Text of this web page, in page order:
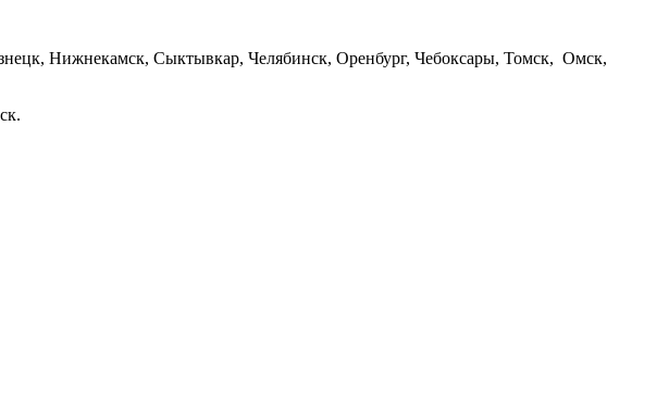
Нижнекамск, Сыктывкар, Челябинск, Оренбург, Чебоксары, Томск, Омск,